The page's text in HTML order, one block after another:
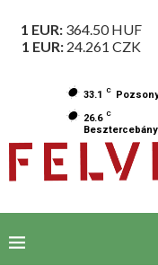
1 EUR: 364.50HUF
1 EUR: 24.261 CZK
33.1 C
26.6 C